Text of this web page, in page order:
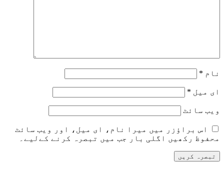
نام *
ای میل *
ویب‌ سائٹ
اس براؤزر میں میرا نام، ای میل، اور ویب سائٹ
محفوظ رکھیں اگلی بار جب میں تبصرہ کرنے کےلیے۔